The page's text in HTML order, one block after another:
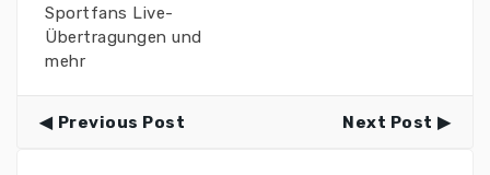
Sportfans Live-
Übertragungen und
mehr
Previous Post Next Post